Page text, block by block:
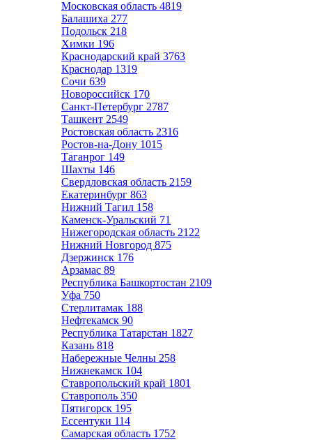
Московская область 4819
Балашиха 277
Подольск 218
Химки 196
Краснодарский край 3763
Краснодар 1319
Сочи 639
Новороссийск 170
Санкт-Петербург 2787
Ташкент 2549
Ростовская область 2316
Ростов-на-Дону 1015
Таганрог 149
Шахты 146
Свердловская область 2159
Екатеринбург 863
Нижний Тагил 158
Каменск-Уральский 71
Нижегородская область 2122
Нижний Новгород 875
Дзержинск 176
Арзамас 89
Республика Башкортостан 2109
Уфа 750
Стерлитамак 188
Нефтекамск 90
Республика Татарстан 1827
Казань 818
Набережные Челны 258
Нижнекамск 104
Ставропольский край 1801
Ставрополь 350
Пятигорск 195
Ессентуки 114
Самарская область 1752